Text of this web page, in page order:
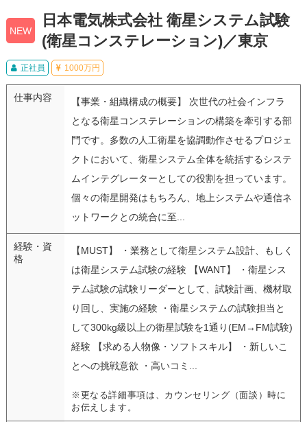
NEW
日本電気株式会社 衛星システム試験
(衛星コンステレーション)／東京
正社員 1000万円
仕事内容
【事業・組織構成の概要】 次世代の社会インフラ
となる衛星コンステレーションの構築を牽引する部
門です。多数の人工衛星を協調動作させるプロジェ
クトにおいて、衛星システム全体を統括するシステ
ムインテグレーターとしての役割を担っています。
個々の衛星開発はもちろん、地上システムや通信ネ
ットワークとの統合に至...
経験・資
格
【MUST】 ・業務として衛星システム設計、もしく
は衛星システム試験の経験 【WANT】 ・衛星シス
テム試験の試験リーダーとして、試験計画、機材取
り回し、実施の経験 ・衛星システムの試験担当と
して300kg級以上の衛星試験を1通り(EM→FM試験)
経験 【求める人物像・ソフトスキル】 ・新しいこ
とへの挑戦意欲 ・高いコミ...
※更なる詳細事項は、カウンセリング（面談）時に
お伝えします。